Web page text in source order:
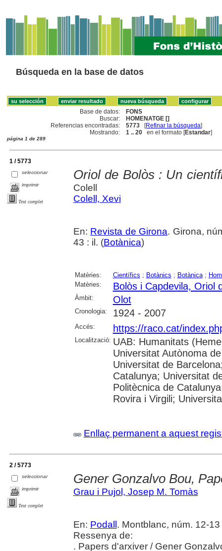
Búsqueda en la base de datos
Base de datos:
FONS
Buscar:
HOMENATGE []
Referencias encontradas:
5773 [Refinar la búsqueda]
Mostrando:
1 .. 20 en el formato [Estandar]
página 1 de 289
1 / 5773
seleccionar
imprimir
Text complet
Oriol de Bolòs : Un
Colell
Colell, Xevi
En: Revista de Girona. Girona,
43 : il. (Botànica)
Matèries: Científics ; Botànics ; Botànica;
Matèries:
Bolòs i Capdevila, Oriol
Àmbit: Olot
Cronologia: 1924 - 2007
Accés: https://raco.cat/
Localització: UAB: Humanitats
Universitat Autònoma
Universitat de
Catalunya; Universitat
Politècnica de
Rovira i Virgili;
Enllaç permanent a aquest
2 / 5773
seleccionar
imprimir
Text complet
Gener Gonzalvo Bou,
Grau i Pujol, Josep M. Tomàs
En: Podall . Montblanc, núm. 12-
Ressenya de:
. Papers d'arxiver / Gener